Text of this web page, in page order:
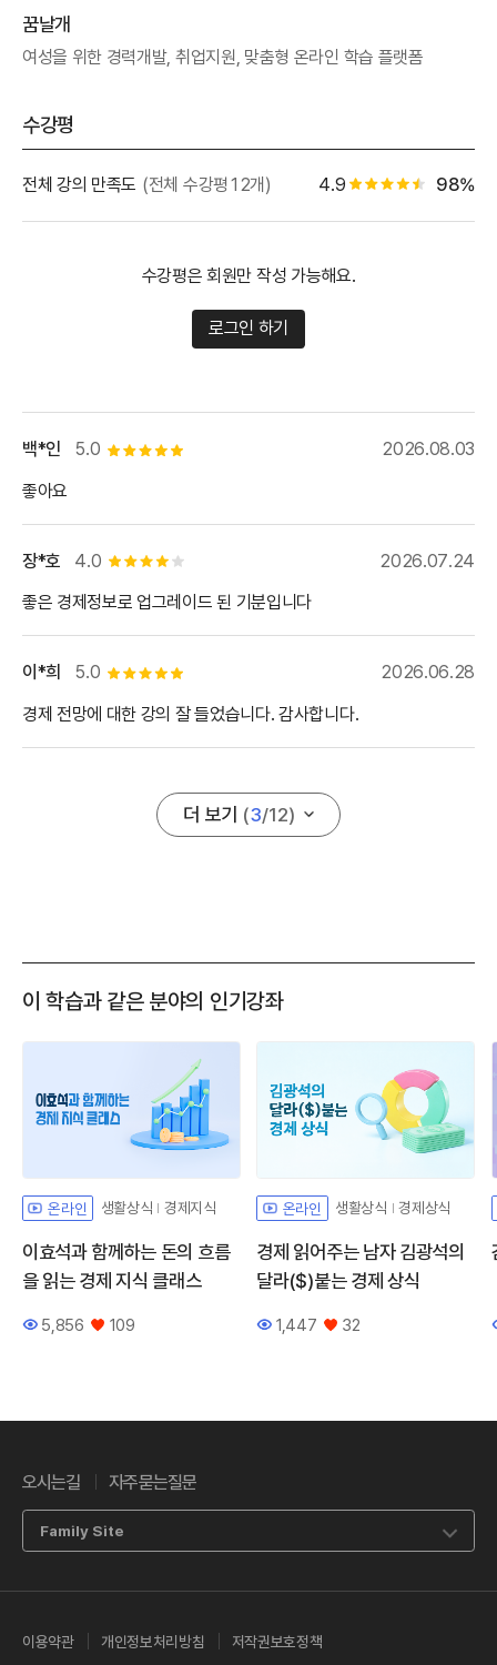
꿈날개
여성을 위한 경력개발, 취업지원, 맞춤형 온라인 학습 플랫폼
수강평
전체 강의 만족도 (전체 수강평12개) 4.9 별점 4.5개 별점 백
98%
수강평은 회원만 작성 가능해요.
로그인 하기
5.0 별점 5개
백*인
2026.08.03
좋아요
4.0 별점 4개
장*호
2026.07.24
좋은 경제정보로 업그레이드 된 기분입니다
5.0 별점 5개
이*희
2026.06.28
경제 전망에 대한 강의 잘 들었습니다. 감사합니다.
더 보기 (3/12)
이 학습과 같은 분야의 인기강좌
온라인 생활상식 경제지식
이효석과 함께하는 돈의 흐름
을 읽는 경제 지식 클래스
조회수
5,856
좋아요
109
온라인 생활상식 경제상식
경제 읽어주는 남자 김광석의
달라($)붙는 경제 상식
조회수
1,447
좋아요
32
오시는길 자주묻는질문
Family Site
이용약관 개인정보처리방침 저작권보호정책